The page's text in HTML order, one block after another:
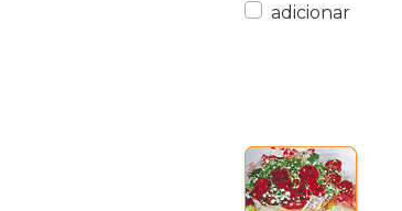
adicionar